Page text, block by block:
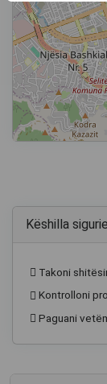
Këshilla
Takoni
Kontrolloni
Paguani